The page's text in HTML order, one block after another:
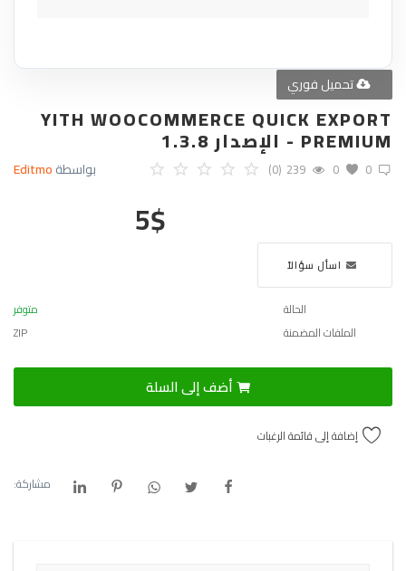
تحميل فوري
YITH WOOCOMMERCE QUICK EXPORT
PREMIUM - الإصدار 1.3.8
بواسطةEditmo 0
(0) 0
239
5$
اسأل سؤالاً
الحالة
متوفر
الملفات المضمنة
ZIP
أضف إلى السلة
إضافة إلى قائمة الرغبات
مشاركة: